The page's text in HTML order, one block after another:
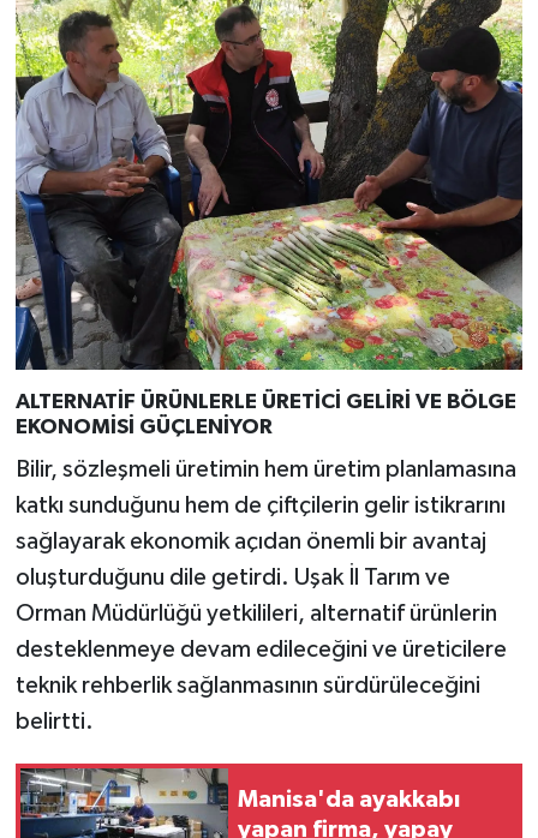
ALTERNATİF ÜRÜNLERLE ÜRETİCİ GELİRİ VE BÖLGE
EKONOMİSİ GÜÇLENİYOR
Bilir, sözleşmeli üretimin hem üretim planlamasına
katkı sunduğunu hem de çiftçilerin gelir istikrarını
sağlayarak ekonomik açıdan önemli bir avantaj
oluşturduğunu dile getirdi. Uşak İl Tarım ve
Orman Müdürlüğü yetkilileri, alternatif ürünlerin
desteklenmeye devam edileceğini ve üreticilere
teknik rehberlik sağlanmasının sürdürüleceğini
belirtti.
Manisa'da ayakkabı
yapan firma, yapay